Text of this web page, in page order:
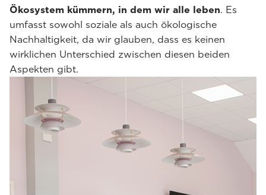
Ökosystem kümmern, in dem wir alle leben. Es
umfasst sowohl soziale als auch ökologische
Nachhaltigkeit, da wir glauben, dass es keinen
wirklichen Unterschied zwischen diesen beiden
Aspekten gibt.